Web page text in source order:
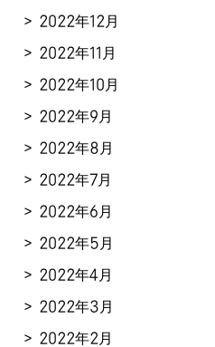
2022年12月
2022年11月
2022年10月
2022年9月
2022年8月
2022年7月
2022年6月
2022年5月
2022年4月
2022年3月
2022年2月